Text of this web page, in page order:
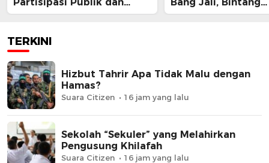
Perbaikan Substansi Jadi
Puspayoga Siap
TERKINI
Hizbut Tahrir Apa Tidak Malu dengan
Hamas?
Suara Citizen 16 jam yang lalu
Sekolah “Sekuler” yang Melahirkan
Pengusung Khilafah
Suara Citizen 16 jam yang lalu